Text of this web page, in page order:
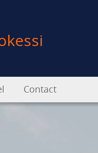
Contact